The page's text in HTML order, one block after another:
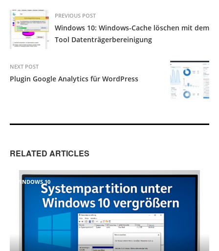
PREVIOUS POST
Windows 10: Windows-Cache löschen mit dem
Tool Datenträgerbereinigung
NEXT POST
Plugin Google Analytics für WordPress
RELATED ARTICLES
WINDOWS 10